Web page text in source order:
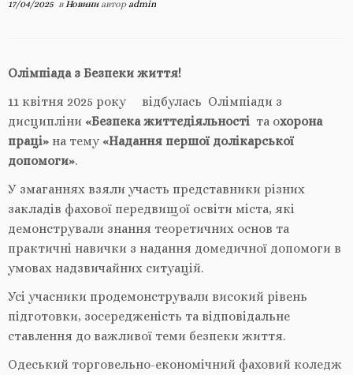
17/04/2025в Новиниавторadmin
Олімпіада з Безпеки життя!
11 квітня 2025 року відбулась Олімпіади з
дисципліни «Безпека життєдіяльності та охорона
праці» на тему«Надання першої долікарської
допомоги».
У змаганнях взяли участь представники різних
закладів фахової передвищої освіти міста, які
демонстрували знання теоретичних основ та
практичні навички з надання домедичної допомоги в
умовах надзвичайних ситуацій.
Усі учасники продемонстрували високий рівень
підготовки, зосередженість та відповідальне
ставлення до важливої теми безпеки життя.
Одеський торговельно-економічний фаховий коледж